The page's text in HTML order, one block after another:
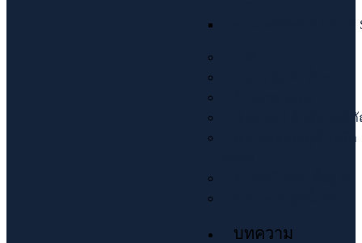
คอมเพรสเซอร์ โรตารี่
น้ำยาแอร์ น้ำมัน เคมี
ควบคุมอุณหภูมิ ไฟฟ้า
บทความ